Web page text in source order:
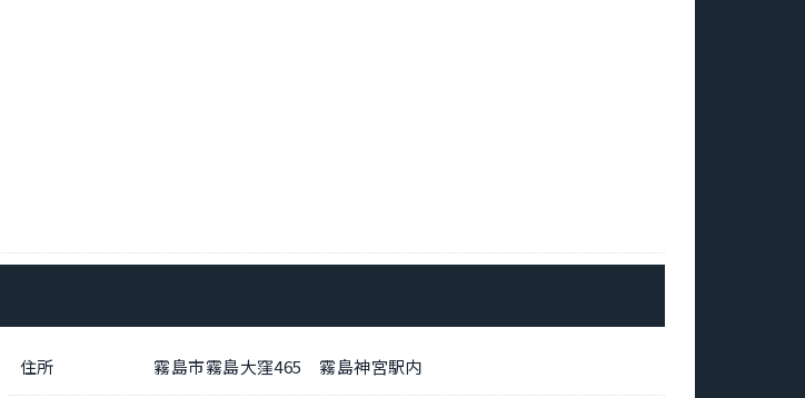
住所 霧島市霧島大窪465 霧島神宮駅内